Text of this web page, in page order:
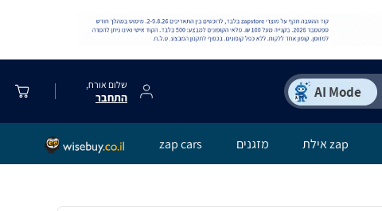
שלום אורח,
התחבר
zap אילת מזגנים zap cars